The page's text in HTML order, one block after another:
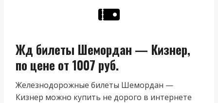
Жд билеты Шемордан — Кизнер,
по цене от 1007 руб.
Железнодорожные билеты Шемордан —
Кизнер можно купить не дорого в интернете